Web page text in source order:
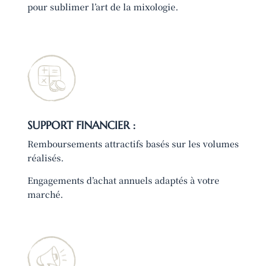
pour sublimer l’art de la mixologie.
SUPPORT FINANCIER :
Remboursements attractifs basés sur les volumes
réalisés.
Engagements d’achat annuels adaptés à votre
marché.